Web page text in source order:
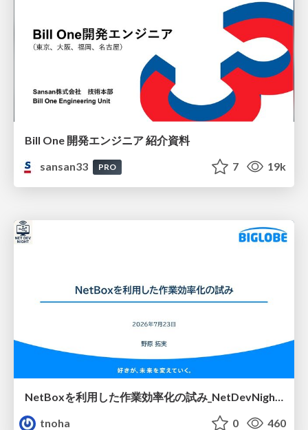
Bill One 開発エンジニア 紹介資料
sansan33
PRO 7 19k
tnoha
0 460